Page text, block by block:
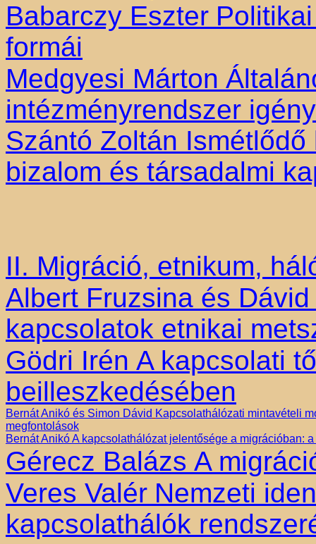
Babarczy Eszter
formái
Medgyesi Márton
intézményrendszer
Szántó Zoltán
bizalom és társadalmi
II. Migráció, etnikum,
Albert Fruzsina és
kapcsolatok etnikai
Gödri Irén A kapcsolati
beilleszkedésében
Bernát Anikó és Simon Dávid Kapcsolathálózati mintavételi
megfontolások
Bernát Anikó A kapcsolathálózat jelentősége a migrációban:
Gérecz Balázs A
Veres Valér Nemzeti
kapcsolathálók